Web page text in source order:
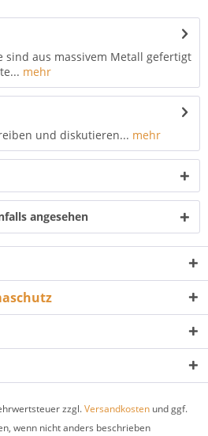
sind aus massivem Metall gefertigt
mehr
und diskutieren... mehr
angesehen
zzgl.Versandkosten und ggf.
wenn nicht anders beschrieben